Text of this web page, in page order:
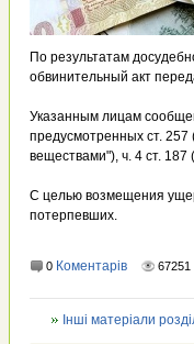
По результатам
обвинительный акт
Указанным лицам
предусмотренных ст.
веществами"), ч. 4 ст.
С целью возмещения
потерпевших.
0 Коментарів 67251
Інші матеріали